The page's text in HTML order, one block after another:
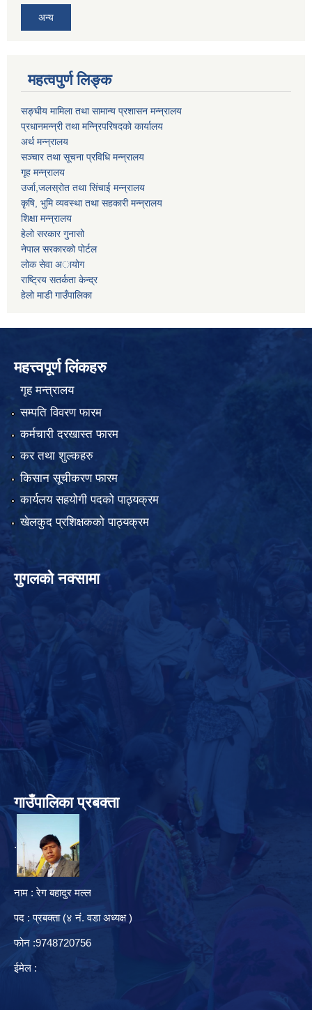
अन्य
महत्वपुर्ण लिङ्क
सङ्घीय मामिला तथा सामान्य प्रशासन मन्न्रालय
प्रधानमन्न्री तथा मन्न्रिपरिषदको कार्यालय
अर्थ मन्न्रालय
सञ्चार तथा सूचना प्रविधि मन्न्रालय
गृह मन्न्रालय
उर्जा,जलस्रोत तथा सिंचाई मन्न्रालय
कृषि, भुमि व्यवस्था तथा सहकारी मन्न्रालय
शिक्षा मन्न्रालय
हेलो सरकार गुनासो
नेपाल सरकारको पोर्टल
लोक सेवा अायोग
राष्ट्रिय सतर्कता केन्द्र
हेलो माडी गाउँपालिका
महत्त्वपूर्ण लिंकहरु
गृह मन्त्रालय
सम्पति विवरण फारम
कर्मचारी दरखास्त फारम
कर तथा शुल्कहरु
किसान सूचीकरण फारम
कार्यलय सहयोगी पदको पाठ्यक्रम
खेलकुद प्रशिक्षकको पाठ्यक्रम
गुगलको नक्सामा
गाउँपालिका प्रबक्ता
.
नाम : रेग बहादुर मल्ल
पद : प्रबक्ता (४ नं. वडा अध्यक्ष )
फोन :9748720756
ईमेल :